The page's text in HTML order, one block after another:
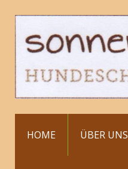
HOME ÜBER UNS